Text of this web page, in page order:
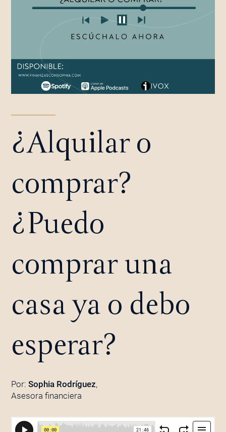
¿Alquilar o
comprar?
¿Puedo
comprar una
casa ya o debo
esperar?
Por: Sophia Rodríguez,
Asesora financiera